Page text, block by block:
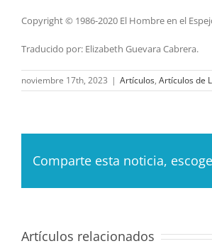
Copyright © 1986-2020 El Hombre en el
Traducido por: Elizabeth Guevara Cabrera.
noviembre 17th, 2023 | Artículos, Artículos de
Comparte esta noticia,
Artículos relacionados